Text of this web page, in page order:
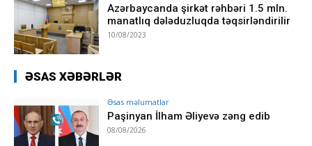
Azərbaycanda şirkət rəhbəri 1.5 mln.
manatlıq dələduzluqda təqsirləndirilir
10/08/2023
ƏSAS XƏBƏRLƏR
Əsas məlumatlar
Paşinyan İlham Əliyevə zəng edib
08/08/2026